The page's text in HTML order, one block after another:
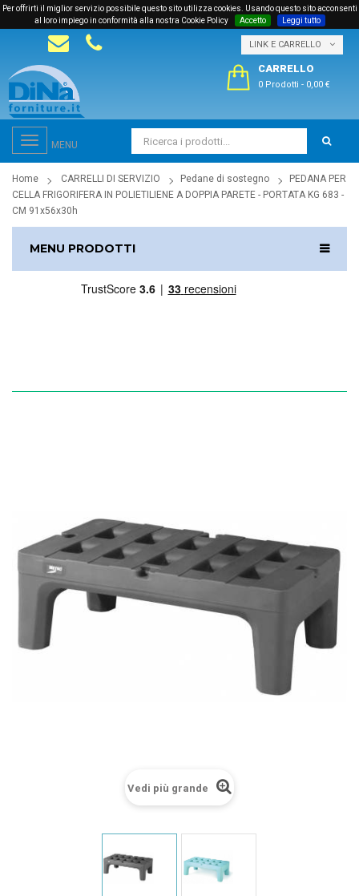
Per offrirti il miglior servizio possibile questo sito utilizza cookies. Usando questo sito acconsenti
al loro impiego in conformità alla nostra Cookie Policy
Accetto Leggi tutto
LINK E CARRELLO
CARRELLO
0 Prodotti - 0,00 €
Toggle
navigation
MENU
Home CARRELLI DI SERVIZIO Pedane di sostegno
PEDANA PER
CELLA FRIGORIFERA IN POLIETILIENE A DOPPIA PARETE - PORTATA KG 683 -
CM 91x56x30h
MENU PRODOTTI
Vedi più grande